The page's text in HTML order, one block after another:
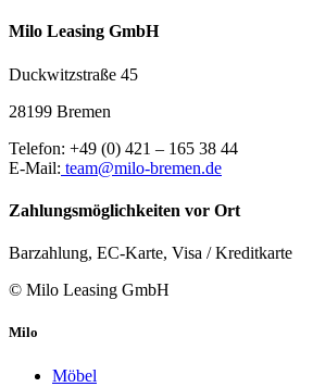
Milo Leasing GmbH
Duckwitzstraße 45
28199 Bremen
Telefon: +49 (0) 421 – 165 38 44
E-Mail: team@milo-bremen.de
Zahlungsmöglichkeiten vor Ort
Barzahlung, EC-Karte, Visa / Kreditkarte
© Milo Leasing GmbH
Milo
Möbel